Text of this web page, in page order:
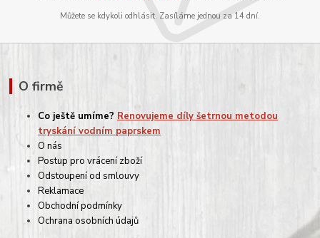
Můžete se kdykoli odhlásit. Zasíláme jednou za 14 dní.
O firmě
Co ještě umíme? Renovujeme díly šetrnou metodou
tryskání vodním paprskem
O nás
Postup pro vrácení zboží
Odstoupení od smlouvy
Reklamace
Obchodní podmínky
Ochrana osobních údajů